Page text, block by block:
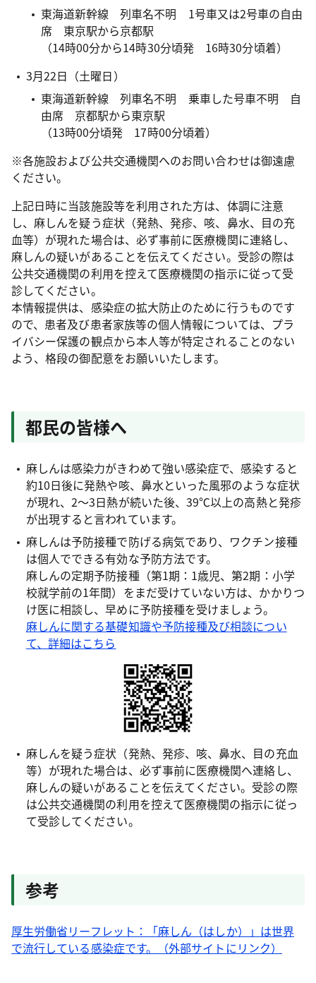
東海道新幹線 列車名不明 1号車又は2号車の自由
席 東京駅から京都駅
（14時00分から14時30分頃発 16時30分頃着）
3月22日（土曜日）
東海道新幹線 列車名不明 乗車した号車不明 自
由席 京都駅から東京駅
（13時00分頃発 17時00分頃着）
※各施設および公共交通機関へのお問い合わせは御遠慮
ください。
上記日時に当該施設等を利用された方は、体調に注意
し、麻しんを疑う症状（発熱、発疹、咳、鼻水、目の充
血等）が現れた場合は、必ず事前に医療機関に連絡し、
麻しんの疑いがあることを伝えてください。受診の際は
公共交通機関の利用を控えて医療機関の指示に従って受
診してください。
本情報提供は、感染症の拡大防止のために行うものです
ので、患者及び患者家族等の個人情報については、プラ
イバシー保護の観点から本人等が特定されることのない
よう、格段の御配意をお願いいたします。
都民の皆様へ
麻しんは感染力がきわめて強い感染症で、感染すると
約10日後に発熱や咳、鼻水といった風邪のような症状
が現れ、2～3日熱が続いた後、39℃以上の高熱と発疹
が出現すると言われています。
麻しんは予防接種で防げる病気であり、ワクチン接種
は個人でできる有効な予防方法です。
麻しんの定期予防接種（第1期：1歳児、第2期：小学
校就学前の1年間）をまだ受けていない方は、かかりつ
け医に相談し、早めに予防接種を受けましょう。
麻しんに関する基礎知識や予防接種及び相談につい
て、詳細はこちら
麻しんを疑う症状（発熱、発疹、咳、鼻水、目の充血
等）が現れた場合は、必ず事前に医療機関へ連絡し、
麻しんの疑いがあることを伝えてください。受診の際
は公共交通機関の利用を控えて医療機関の指示に従っ
て受診してください。
参考
厚生労働省リーフレット：「麻しん（はしか）」は世界
で流行している感染症です。（外部サイトにリンク）